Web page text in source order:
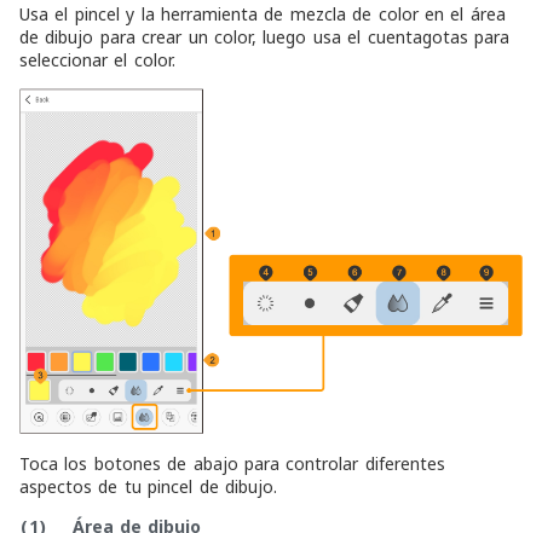
Usa el pincel y la herramienta de mezcla de color en el área
de dibujo para crear un color, luego usa el cuentagotas para
seleccionar el color.
Toca los botones de abajo para controlar diferentes
aspectos de tu pincel de dibujo.
(1)
Área de dibujo